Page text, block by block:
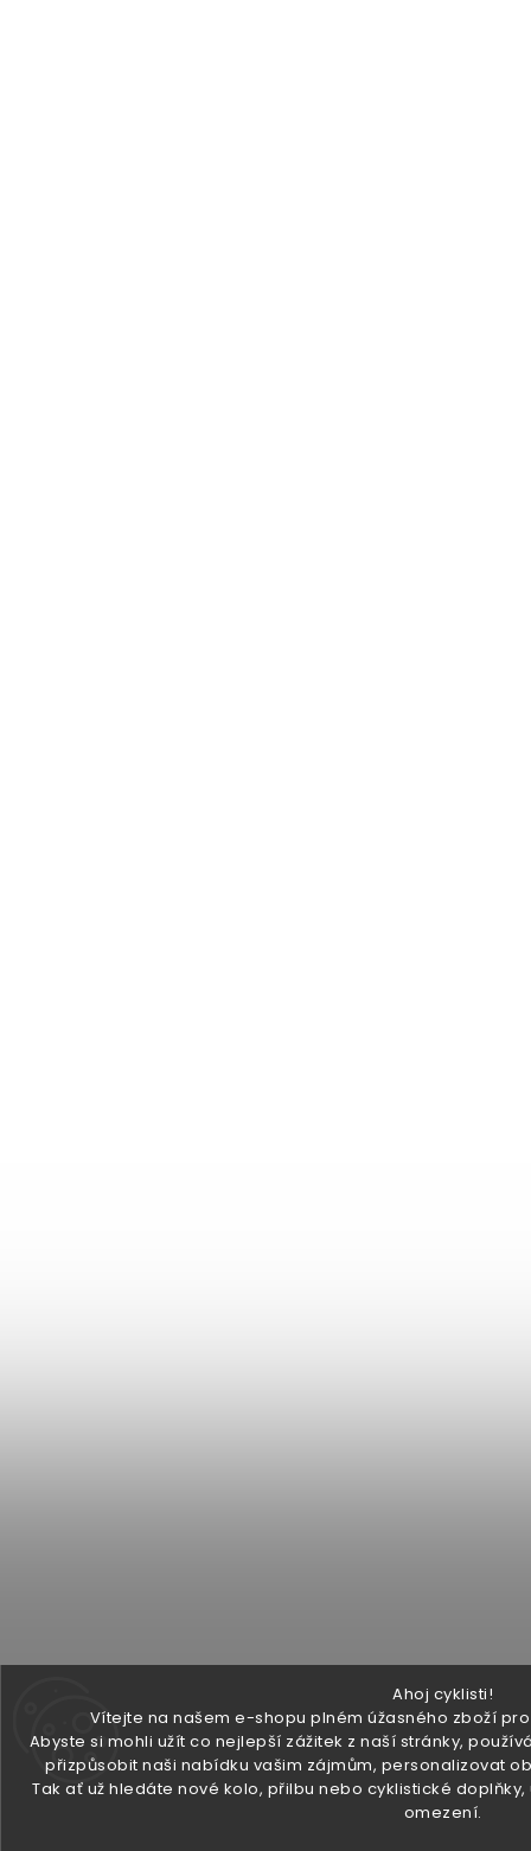
Ahoj cyklisti!
Vítejte na našem e-shopu plném úžasného zboží
Abyste si mohli užít co nejlepší zážitek z naší stránky,
přizpůsobit naši nabídku vašim zájmům, personalizovat
Tak ať už hledáte nové kolo, přilbu nebo cyklistické
omezení.